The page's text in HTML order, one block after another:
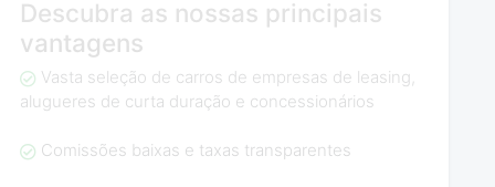
Descubra as nossas principais
vantagens
Vasta seleção de carros de empresas de leasing,
alugueres de curta duração e concessionários
Comissões baixas e taxas transparentes